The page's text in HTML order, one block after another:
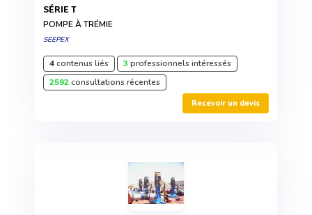
SÉRIE T
POMPE À TRÉMIE
SEEPEX
4contenus liés 3 professionnels intéressés
2592consultations récentes
Recevoir un devis